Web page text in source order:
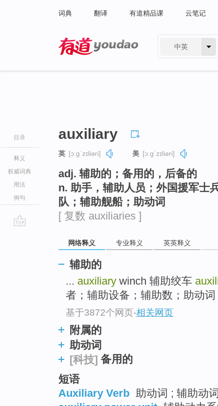
词典 翻译 有道精品课 云笔记
中英
目录
释义
权威词典
用法
例句
auxiliary
英 [ɔːɡˈzɪliəri] 美 [ɔːɡˈzɪliəri]
adj. 辅助的；备用的，后备的
n. 助手，辅助人员；外国援军士
队；辅助舰船；助动词
[ 复数 auxiliaries ]
网络释义 专业释义 英英释义
辅助的
... auxiliary winch 辅助绞车
者；辅助设备；辅助数；助动
基于3872个网页-相关网页
附属的
助动词
[科技] 备用的
短语
Auxiliary Verb 助动词 ; 辅助动